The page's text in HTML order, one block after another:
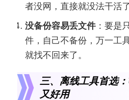
者没网，直接就没法干活了
没备份容易丢文件：要是
件，自己不备份，万一工
就找不回来了。
三、离线工具首选
又好用